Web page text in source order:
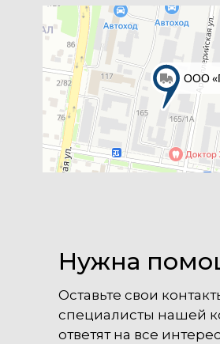
Нужна
Оставьте свои
специалисты нашей
ответят на все